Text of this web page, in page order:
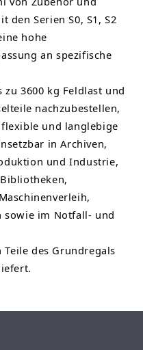
den Serien S0, S1, S2
hohe
an spezifische
3600 kg Feldlast und
nachzubestellen,
und langlebige
in Archiven,
und Industrie,
sowie im Notfall- und
des Grundregals